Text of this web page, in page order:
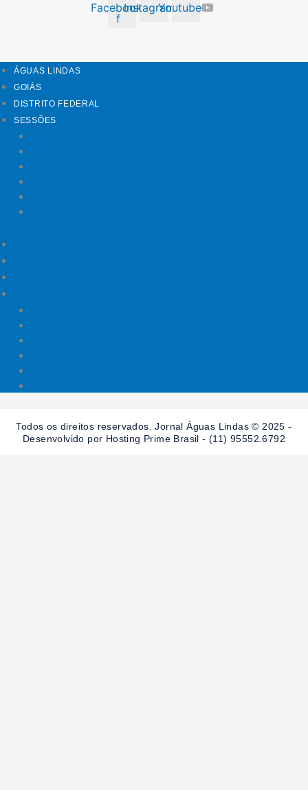
Facebook-
f
InstagramYoutube
ÁGUAS LINDAS
GOIÁS
DISTRITO FEDERAL
SESSÕES
Todos os direitos reservados. Jornal Águas Lindas © 2025 -
Desenvolvido por Hosting Prime Brasil - (11) 95552.6792